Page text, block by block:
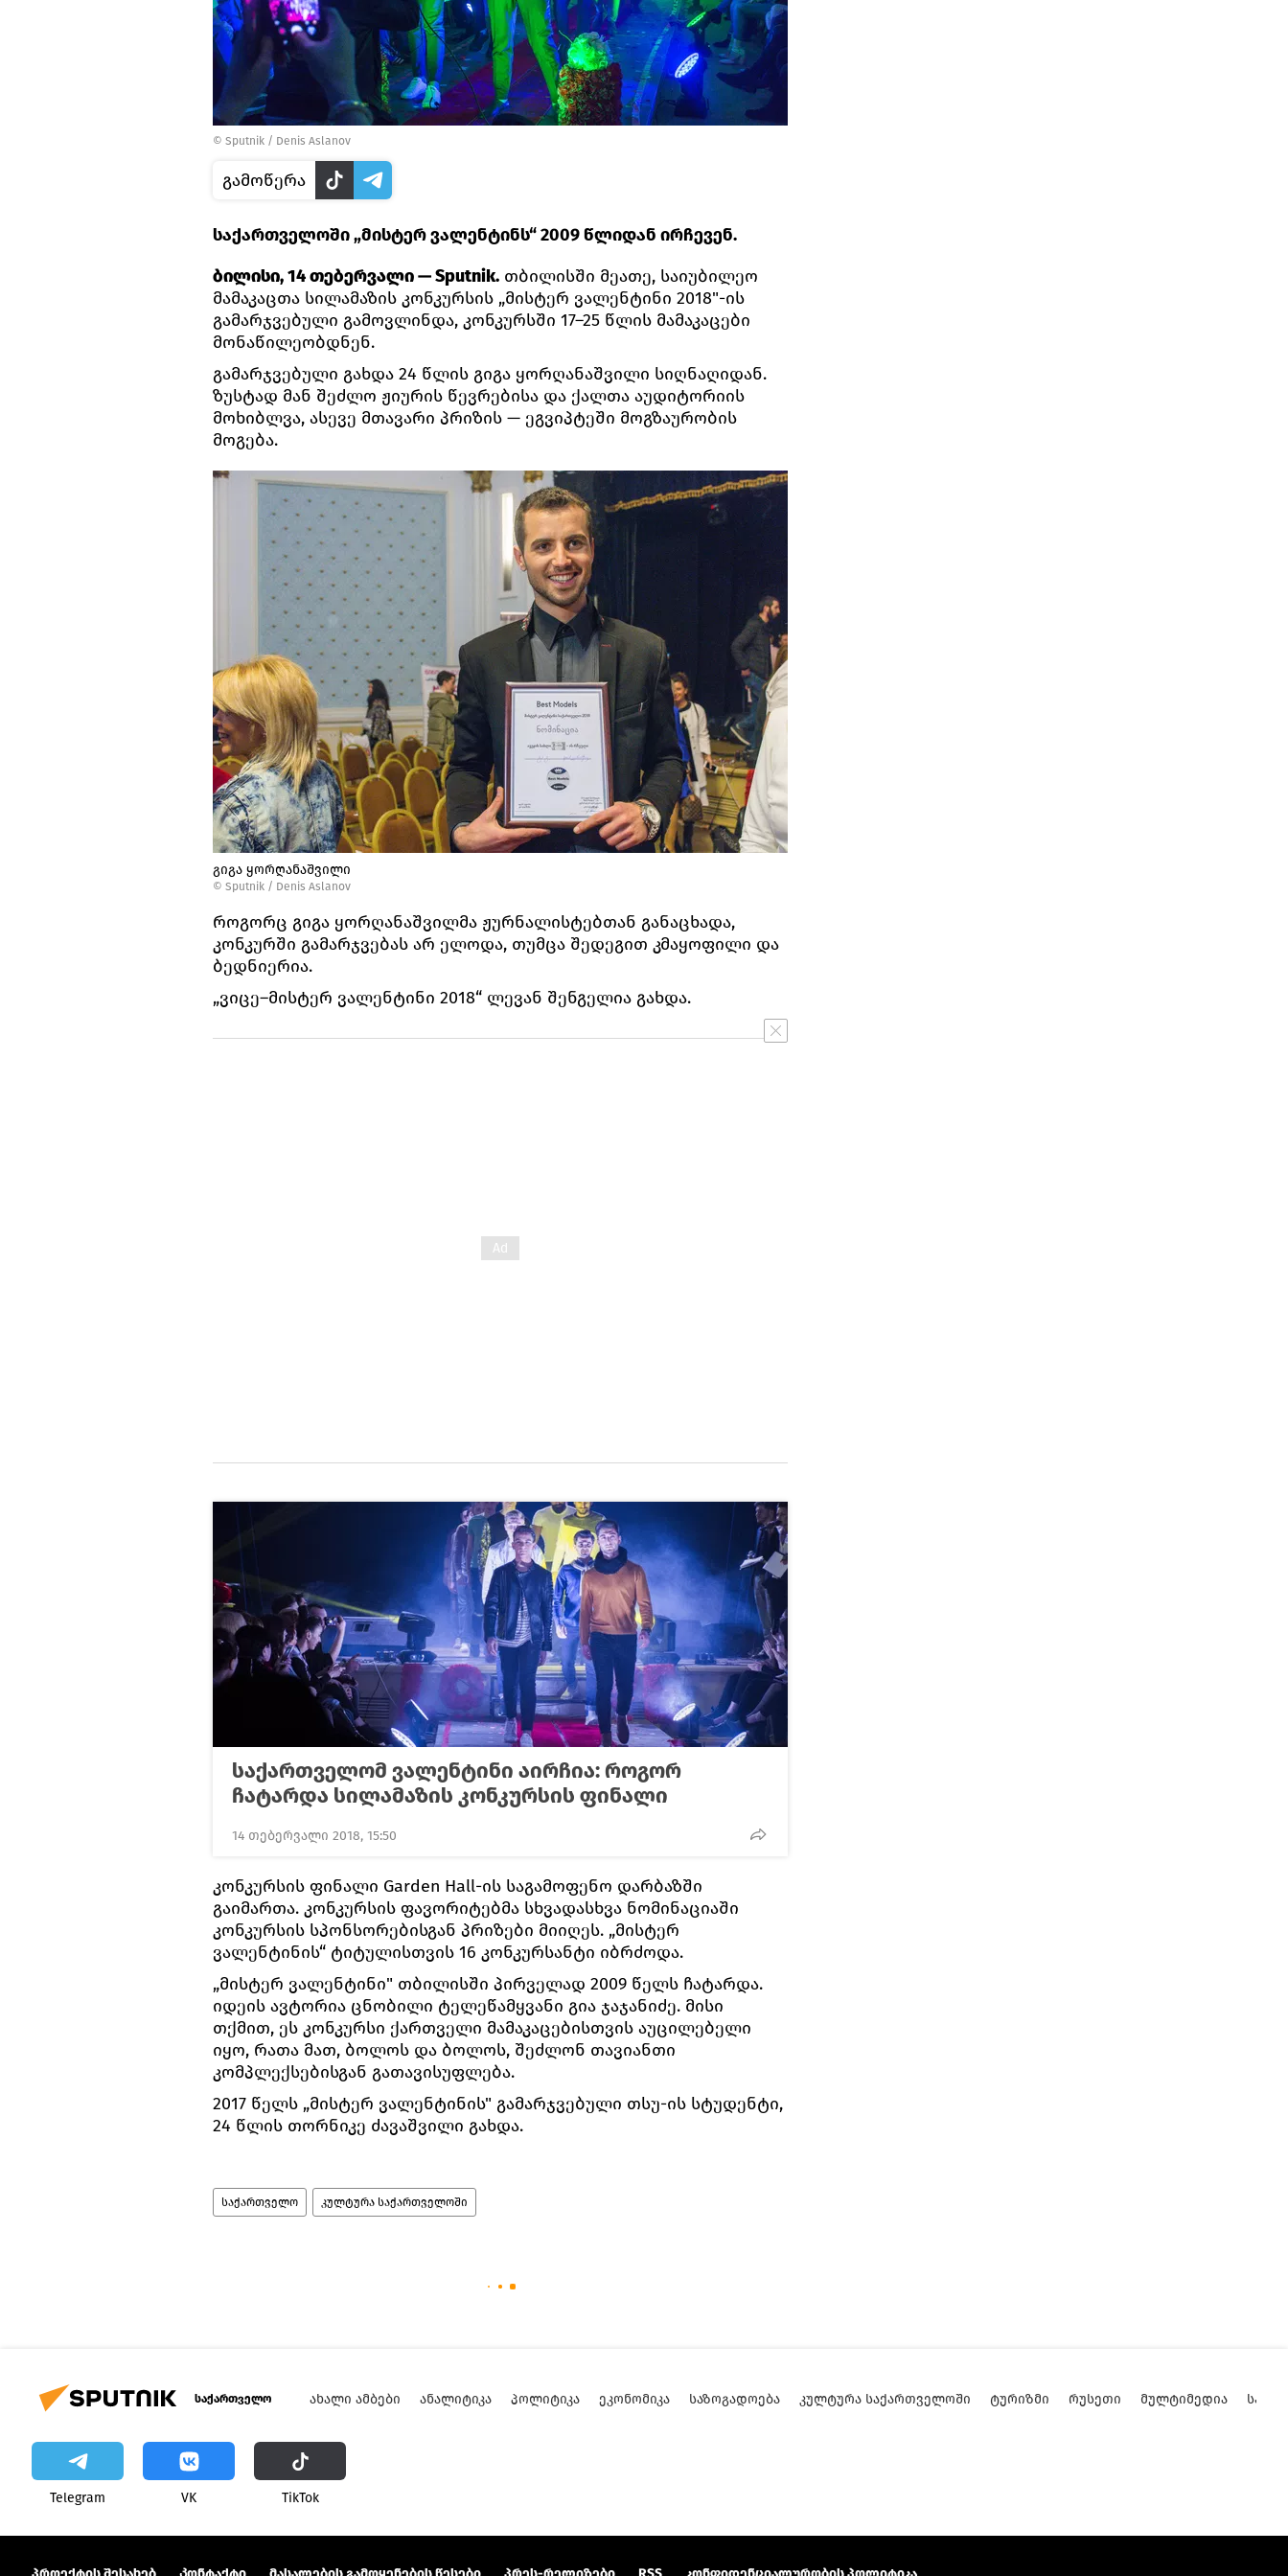
© Sputnik / Denis Aslanov
გამოწერა
საქართველოში „მისტერ ვალენტინს“ 2009 წლიდან ირჩევენ.
ბილისი, 14 თებერვალი — Sputnik. თბილისში მეათე, საიუბილეო
მამაკაცთა სილამაზის კონკურსის „მისტერ ვალენტინი 2018"-ის
გამარჯვებული გამოვლინდა, კონკურსში 17–25 წლის მამაკაცები
მონაწილეობდნენ.
გამარჯვებული გახდა 24 წლის გიგა ყორღანაშვილი სიღნაღიდან.
ზუსტად მან შეძლო ჟიურის წევრებისა და ქალთა აუდიტორიის
მოხიბლვა, ასევე მთავარი პრიზის — ეგვიპტეში მოგზაურობის
მოგება.
გიგა ყორღანაშვილი
© Sputnik / Denis Aslanov
როგორც გიგა ყორღანაშვილმა ჟურნალისტებთან განაცხადა,
კონკურში გამარჯვებას არ ელოდა, თუმცა შედეგით კმაყოფილი და
ბედნიერია.
„ვიცე–მისტერ ვალენტინი 2018“ ლევან შენგელია გახდა.
საქართველომ ვალენტინი აირჩია: როგორ
ჩატარდა სილამაზის კონკურსის ფინალი
14 თებერვალი 2018, 15:50
კონკურსის ფინალი Garden Hall-ის საგამოფენო დარბაზში
გაიმართა. კონკურსის ფავორიტებმა სხვადასხვა ნომინაციაში
კონკურსის სპონსორებისგან პრიზები მიიღეს. „მისტერ
ვალენტინის“ ტიტულისთვის 16 კონკურსანტი იბრძოდა.
„მისტერ ვალენტინი" თბილისში პირველად 2009 წელს ჩატარდა.
იდეის ავტორია ცნობილი ტელეწამყვანი გია ჯაჯანიძე. მისი
თქმით, ეს კონკურსი ქართველი მამაკაცებისთვის აუცილებელი
იყო, რათა მათ, ბოლოს და ბოლოს, შეძლონ თავიანთი
კომპლექსებისგან გათავისუფლება.
2017 წელს „მისტერ ვალენტინის" გამარჯვებული თსუ-ის სტუდენტი,
24 წლის თორნიკე ძავაშვილი გახდა.
საქართველო კულტურა საქართველოში
საქართველო ᲐᲮᲐᲚᲘ ᲐᲛᲑᲔᲑᲘ ᲐᲜᲐᲚᲘᲢᲘᲙᲐ ᲞᲝᲚᲘᲢᲘᲙᲐ ᲔᲙᲝᲜᲝᲛᲘᲙᲐ ᲡᲐᲖᲝᲒᲐᲓᲝᲔᲑᲐ ᲙᲣᲚᲢᲣᲠᲐ ᲡᲐᲥᲐᲠᲗᲕᲔᲚᲝᲨᲘ ᲢᲣᲠᲘᲖᲛᲘ ᲠᲣᲡᲔᲗᲘ ᲛᲣᲚᲢᲘᲛᲔᲓᲘᲐ
Telegram VK ТikТоk